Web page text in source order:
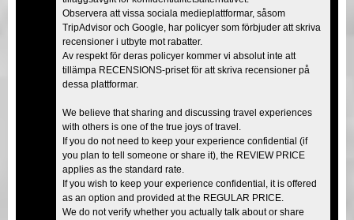
Observera att vissa sociala medieplattformar, såsom
TripAdvisor och Google, har policyer som förbjuder att skriva
recensioner i utbyte mot rabatter.
Av respekt för deras policyer kommer vi absolut inte att
tillämpa RECENSIONS-priset för att skriva recensioner på
dessa plattformar.
We believe that sharing and discussing travel experiences
with others is one of the true joys of travel.
If you do not need to keep your experience confidential (if
you plan to tell someone or share it), the REVIEW PRICE
applies as the standard rate.
If you wish to keep your experience confidential, it is offered
as an option and provided at the REGULAR PRICE.
We do not verify whether you actually talk about or share